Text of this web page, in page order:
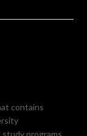
contains